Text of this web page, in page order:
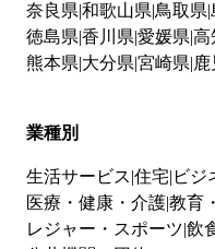
奈良県 和歌山県 鳥取県
徳島県 香川県 愛媛県 高
熊本県 大分県 宮崎県
業種別
生活サービス 住宅 ビジ
医療・健康・介護教育
レジャー・スポーツ 飲